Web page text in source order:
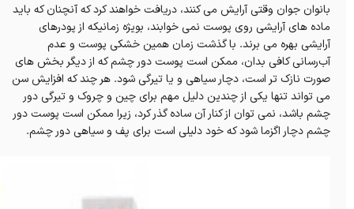
بانوان جوان وقتی آرایش می‌ کنند، دریافت خواهند کرد که آنچنان که باید
ماده های آرایشی روی پوست نمی خوابند، بویژه زمانیکه از پودرهای
آرایشی بهره می‌ برند. با گذشت زمان همین خشکی پوست و عدم
آب‌رسانی کافی بدان، ممکن است پوست دور چشم که از دیگر بخش های
صورت نازک تر است، دچار سیاهی و یا تیرگی شود. هر چند که افزایش سن
می‌ تواند تنها یکی از چندین دلیل مهم برای چین و چروک و تیرگی‌ دور
چشم باشد، نمی‌ توان از کنار آن ساده گذر کرد، زیرا ممکن است پوست دور
چشم دچار اگزما شود که خود دلیلی است برای پف و سیاهی دور چشم.